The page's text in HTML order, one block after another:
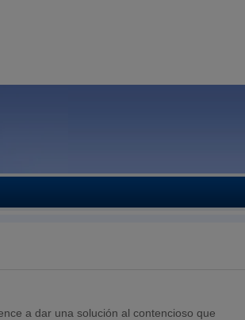
a dar una solución al contencioso que